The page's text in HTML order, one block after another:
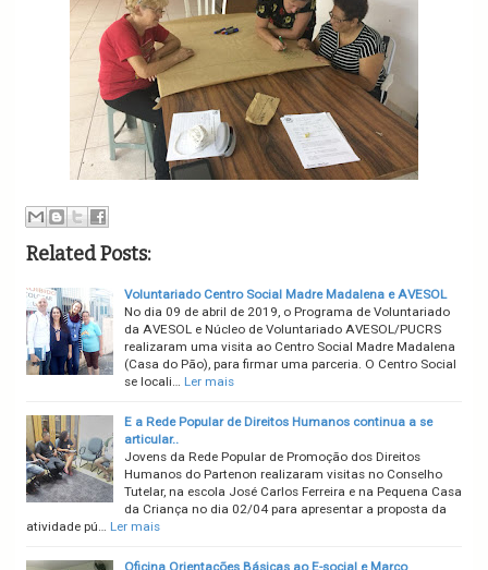
Related Posts:
Voluntariado Centro Social Madre Madalena e AVESOL
No dia 09 de abril de 2019, o Programa de Voluntariado
da AVESOL e Núcleo de Voluntariado AVESOL/PUCRS
realizaram uma visita ao Centro Social Madre Madalena
(Casa do Pão), para firmar uma parceria. O Centro Social
se locali… Ler mais
E a Rede Popular de Direitos Humanos continua a se
articular..
Jovens da Rede Popular de Promoção dos Direitos
Humanos do Partenon realizaram visitas no Conselho
Tutelar, na escola José Carlos Ferreira e na Pequena Casa
da Criança no dia 02/04 para apresentar a proposta da
atividade pú… Ler mais